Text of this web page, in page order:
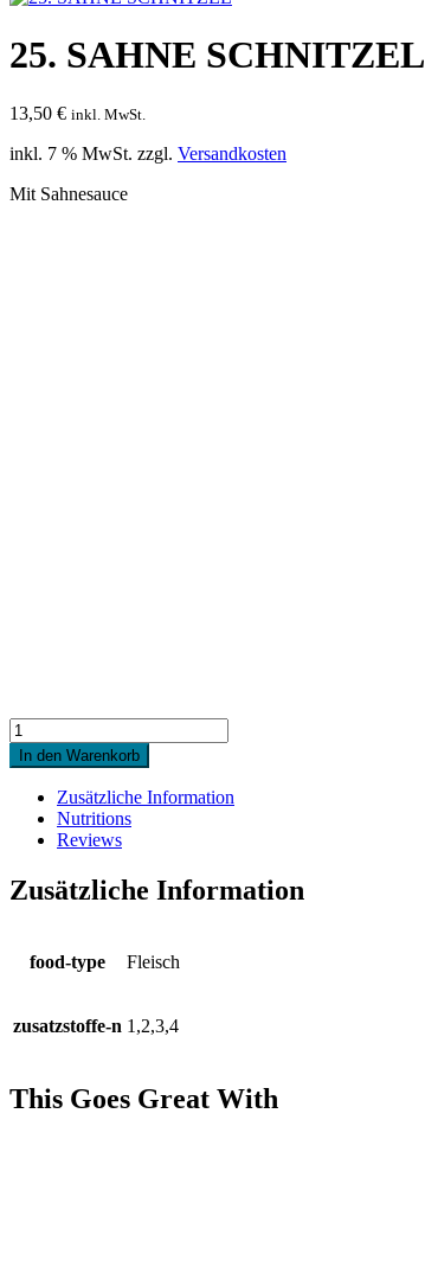
25. SAHNE SCHNITZEL
13,50 € inkl. MwSt.
inkl. 7 % MwSt. zzgl. Versandkosten
Mit Sahnesauce
Quantity
In den Warenkorb
Zusätzliche Information
Nutritions
Reviews
Zusätzliche Information
food-type Fleisch
zusatzstoffe-n 1,2,3,4
This Goes Great With